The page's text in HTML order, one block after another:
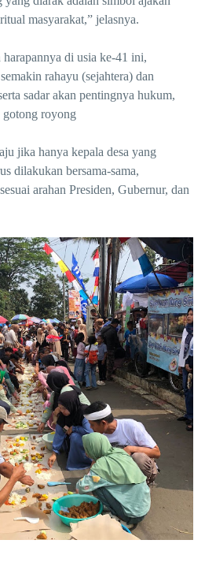
masyarakat,” jelasnya.
di usia ke-41 ini,
rahayu (sejahtera) dan
sadar akan pentingnya hukum,
gotong royong
jika hanya kepala desa yang
dilakukan bersama-sama,
arahan Presiden, Gubernur, dan